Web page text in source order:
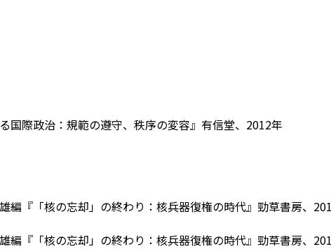
国際政治：規範の遵守、秩序の変容』有信堂、2012年
編『「核の忘却」の終わり：核兵器復権の時代』勁草書房、
編『「核の忘却」の終わり：核兵器復権の時代』勁草書房、